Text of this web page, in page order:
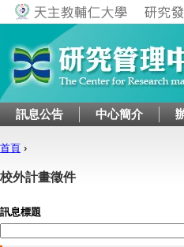
Jump to
訊息公告 中心簡介
您在這裡
首頁 ›
校外計畫徵件
訊息標題